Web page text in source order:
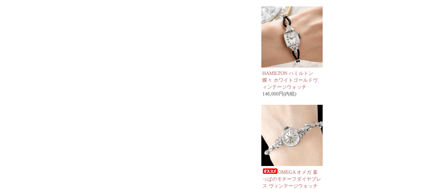
HAMILTON ハミルトン
蝶々 ホワイトゴールドヴ
ィンテージウォッチ
148,000円(内税)
OMEGA オメガ 葉
っぱのモチーフダイヤブレ
ス ヴィンテージウォッチ